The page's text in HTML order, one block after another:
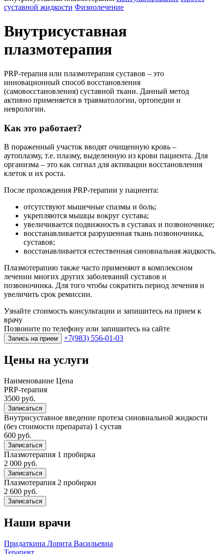
суставной жидкости Физиолечение
Внутрисуставная
плазмотерапия
PRP-терапия или плазмотерапия суставов – это
инновационный способ восстановления
(самовосстановления) суставной ткани. Данный метод
активно применяется в травматологии, ортопедии и
неврологии.
Как это работает?
В пораженный участок вводят очищенную кровь –
аутоплазму, т.е. плазму, выделенную из крови пациента. Для
организма – это как сигнал для активации восстановления
клеток и их роста.
После прохождения PRP-терапии у пациента:
отсутствуют мышечные спазмы и боль;
укрепляются мышцы вокруг сустава;
увеличивается подвижность в суставах и позвоночнике;
восстанавливается разрушенная ткань позвоночника,
суставов;
восстанавливается естественная синовиальная жидкость.
Плазмотерапию также часто применяют в комплексном
лечении многих других заболеваний суставов и
позвоночника. Для того чтобы сократить период лечения и
увеличить срок ремиссии.
Узнайте стоимость консультации и запишитесь на прием к
врачу
Позвоните по телефону или запишитесь на сайте
Запись на прием +7(983) 556-01-03
Цены на услуги
Наименование Цена
PRP-терапия
3500 руб.
Записаться
Внутрисуставное введение протеза синовиальной жидкости
(без стоимости препарата) 1 сустав
600 руб.
Записаться
Плазмотерапия 1 пробирка
2 000 руб.
Записаться
Плазмотерапия 2 пробирки
2 600 руб.
Записаться
Наши врачи
Придаткина Лорита Васильевна
Терапевт